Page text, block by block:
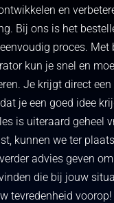
en
Bij ons is het
proces. Met
kun je snel en
Je krijgt direct
je een goed idee
is uiteraard geheel
kunnen we ter
advies geven
die bij jouw
tevredenheid voorop!